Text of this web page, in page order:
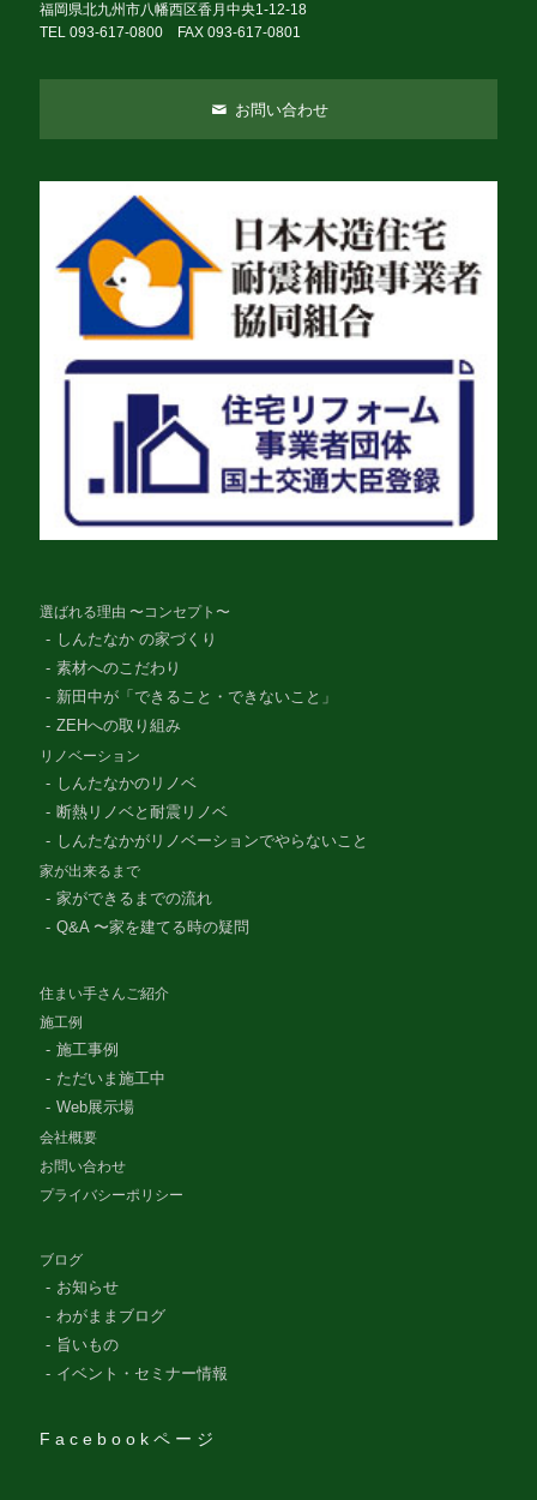
福岡県北九州市八幡西区香月中央1-12-18
TEL 093-617-0800 FAX 093-617-0801
お問い合わせ
選ばれる理由 〜コンセプト〜
しんたなか の家づくり
素材へのこだわり
新田中が「できること・できないこと」
ZEHへの取り組み
リノベーション
しんたなかのリノベ
断熱リノベと耐震リノベ
しんたなかがリノベーションでやらないこと
家が出来るまで
家ができるまでの流れ
Q&A 〜家を建てる時の疑問
住まい手さんご紹介
施工例
施工事例
ただいま施工中
Web展示場
会社概要
お問い合わせ
プライバシーポリシー
ブログ
お知らせ
わがままブログ
旨いもの
イベント・セミナー情報
Facebookページ